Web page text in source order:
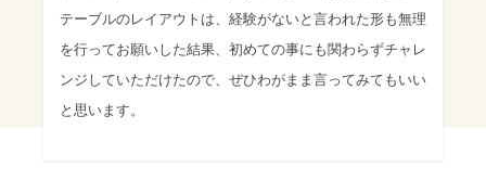
テーブルのレイアウトは、経験がないと言われた形も無理
を行ってお願いした結果、初めての事にも関わらずチャレ
ンジしていただけたので、ぜひわがまま言ってみてもいい
と思います。